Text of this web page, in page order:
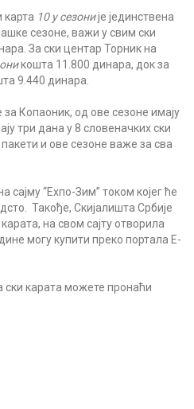
карта 10 у сезоније јединствена
сезоне, важи у свим ски
За ски центар Торник на
кошта 11.800 динара, док за
9.440 динара.
за Копаоник, од ове сезоне имају
три дана у 8 словеначких ски
и ове сезоне важе за сва
сајму “Еxпо-Зим” током којег ће
Такође, Скијалишта Србије
на свом сајту отворила
могу купити преко портала Е-
карата можете пронаћи